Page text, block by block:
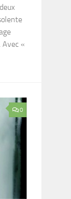
Avec «
0